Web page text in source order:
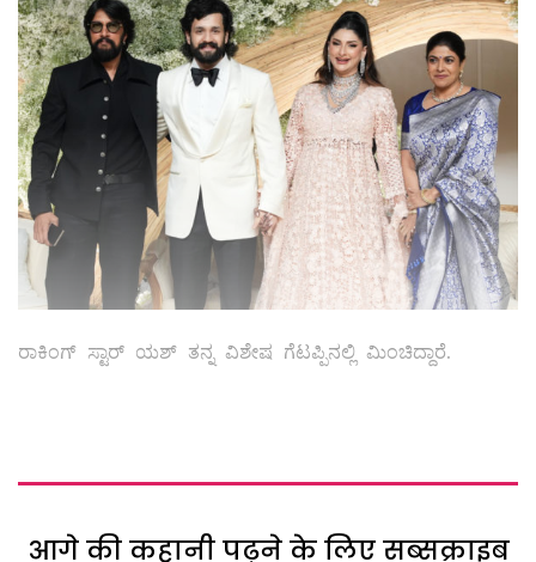
ರಾಕಿಂಗ್ ಸ್ಟಾರ್ ಯಶ್ ತನ್ನ ವಿಶೇಷ ಗೆಟಪ್ಪಿನಲ್ಲಿ ಮಿಂಚಿದ್ದಾರೆ.
आगे की कहानी पढ़ने के लिए सब्सक्राइब